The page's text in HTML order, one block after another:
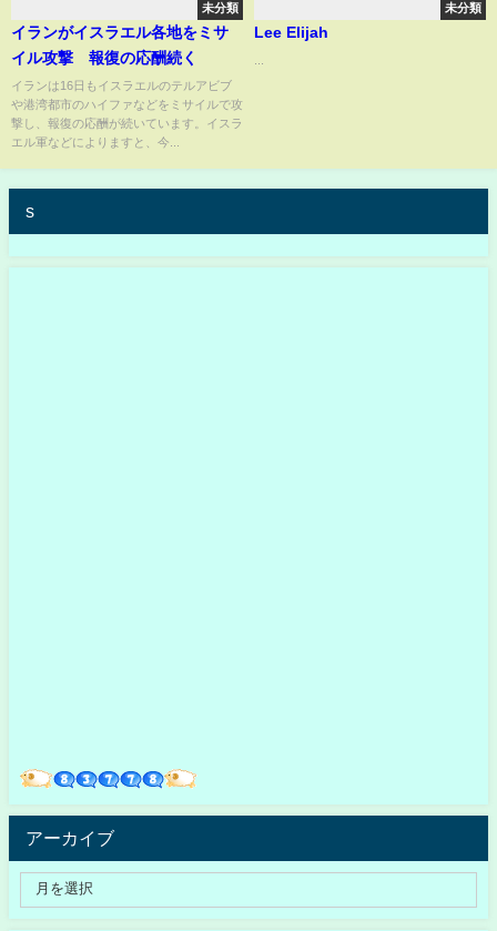
未分類
イランがイスラエル各地をミサ
イル攻撃 報復の応酬続く
イランは16日もイスラエルのテルアビブ
や港湾都市のハイファなどをミサイルで攻
撃し、報復の応酬が続いています。イスラ
エル軍などによりますと、今...
未分類
Lee Elijah
s
アーカイブ